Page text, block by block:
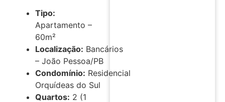
Tipo:
Apartamento –
60m²
Localização: Bancários
– João Pessoa/PB
Condomínio: Residencial
Orquídeas do Sul
Quartos: 2 (1